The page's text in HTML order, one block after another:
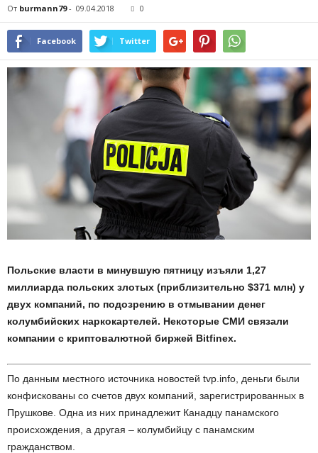
От burmann79- 09.04.2018 0
Facebook Twitter
Польские власти в минувшую пятницу изъяли 1,27
миллиарда польских злотых (приблизительно $371 млн) у
двух компаний, по подозрению в отмывании денег
колумбийских наркокартелей. Некоторые СМИ связали
компании с криптовалютной биржей Bitfinex.
По данным местного источника новостей tvp.info, деньги были
конфискованы со счетов двух компаний, зарегистрированных в
Прушкове. Одна из них принадлежит Канадцу панамского
происхождения, а другая – колумбийцу с панамским
гражданством.